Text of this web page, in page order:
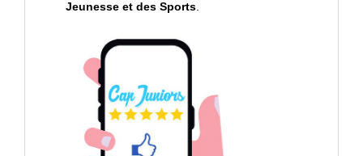
Jeunesse et des Sports.